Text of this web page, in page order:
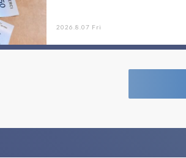
2026.8.07 Fri